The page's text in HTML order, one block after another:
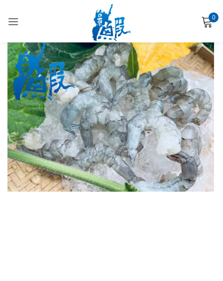
0
登入
使用您的社交帳號登錄
記住帳號 忘記密碼?